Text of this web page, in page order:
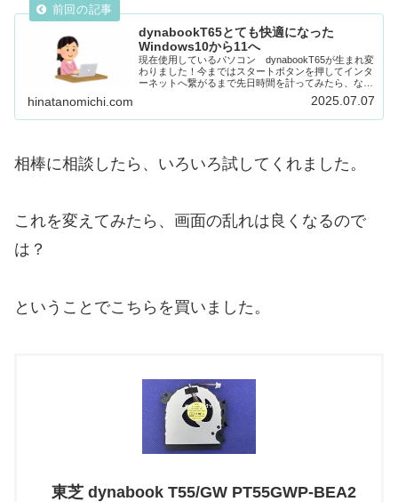
dynabookT65とても快適になった
Windows10から11へ
現在使用しているパソコン dynabookT65が生まれ変
わりました！今まではスタートボタンを押してインタ
ーネットへ繋がるまで先日時間を計ってみたら、なん
と30分もかかっていました。タスクマネージャーのデ
hinatanomichi.com 2025.07.07
相棒に相談したら、いろいろ試してくれました。
これを変えてみたら、画面の乱れは良くなるので
は？
ということでこちらを買いました。
東芝 dynabook T55/GW PT55GWP-BEA2